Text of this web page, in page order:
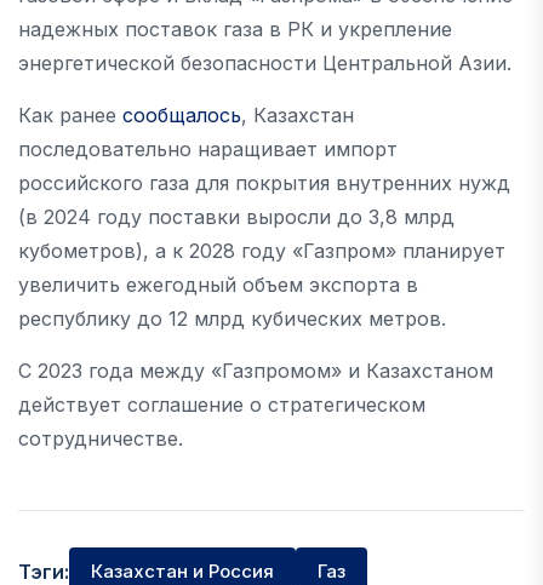
надежных поставок газа в РК и укрепление
энергетической безопасности Центральной Азии.
Как ранее сообщалось, Казахстан
последовательно наращивает импорт
российского газа для покрытия внутренних нужд
(в 2024 году поставки выросли до 3,8 млрд
кубометров), а к 2028 году «Газпром» планирует
увеличить ежегодный объем экспорта в
республику до 12 млрд кубических метров.
С 2023 года между «Газпромом» и Казахстаном
действует соглашение о стратегическом
сотрудничестве.
Тэги: Казахстан и Россия Газ